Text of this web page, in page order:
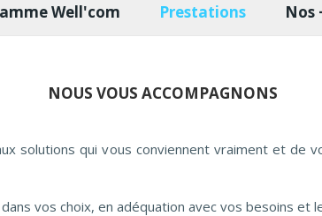
Well'com Prestations Nos
NOUS VOUS ACCOMPAGNONS
solutions qui vous conviennent vraiment et de
vos choix, en adéquation avec vos besoins et